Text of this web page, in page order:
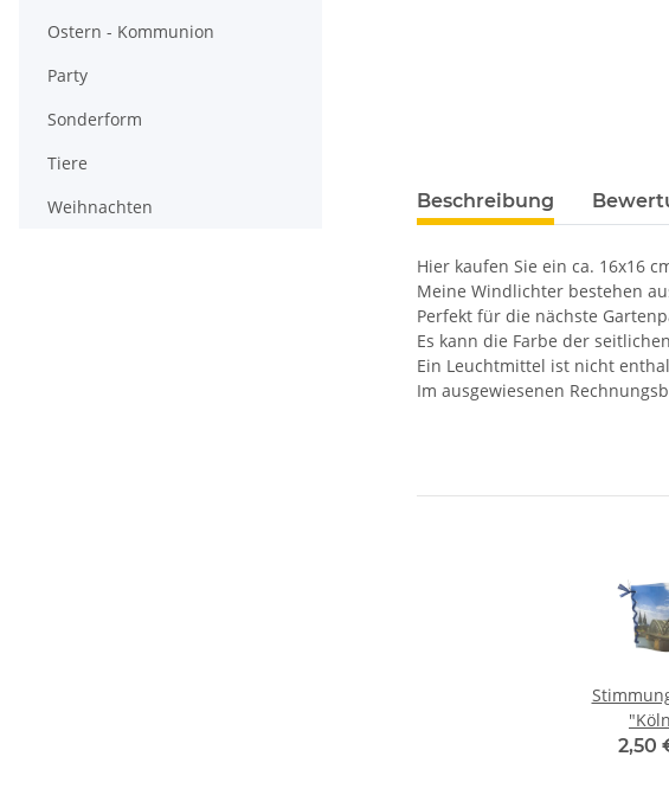
Beschreibung
Hier kaufen Sie ein ca. 16x16
Meine Windlichter bestehen
Perfekt für die nächste
Es kann die Farbe der
Ein Leuchtmittel ist nicht
Im ausgewiesenen
2,50
Ostern - Kommunion
Party
Sonderform
Tiere
Weihnachten